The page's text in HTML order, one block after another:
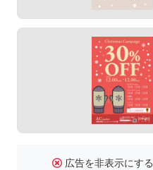
広告を非表示にする